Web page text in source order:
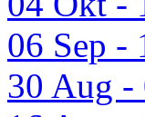
06 Sep -
30 Aug -